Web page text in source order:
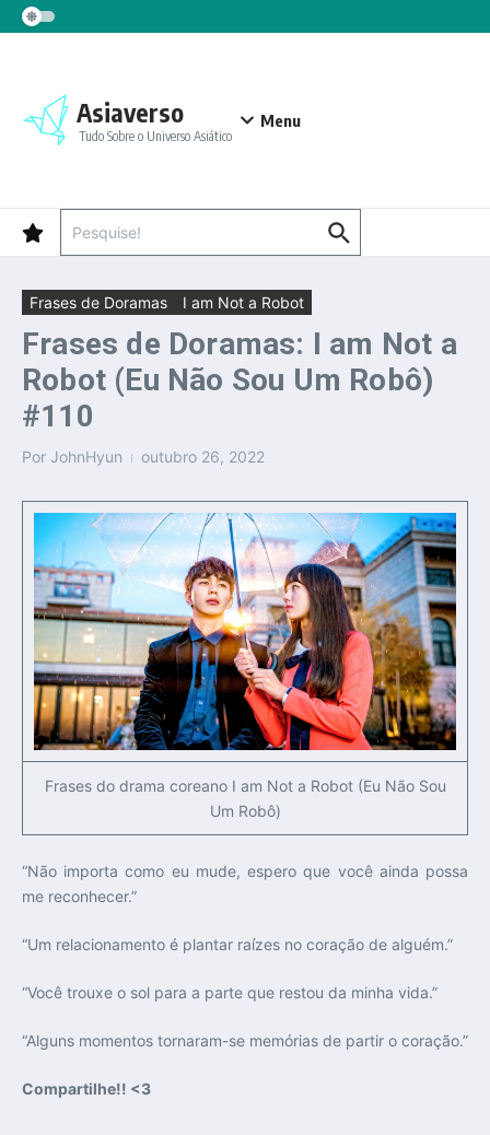
Ir para o conteúdo
Asiaverso
Tudo Sobre o Universo Asiático
Menu
Frases de Doramas I am Not a Robot
Frases de Doramas: I am Not a
Robot (Eu Não Sou Um Robô)
#110
Por JohnHyun outubro 26, 2022
Frases do drama coreano I am Not a Robot (Eu Não Sou
Um Robô)
“Não importa como eu mude, espero que você ainda possa
me reconhecer.”
“Um relacionamento é plantar raízes no coração de alguém.”
“Você trouxe o sol para a parte que restou da minha vida.”
“Alguns momentos tornaram-se memórias de partir o coração.”
Compartilhe!! <3